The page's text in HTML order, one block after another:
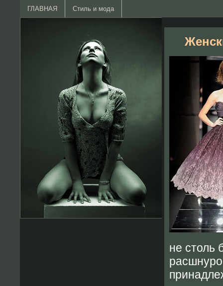
ГЛАВНАЯ Стиль и мода
не столь